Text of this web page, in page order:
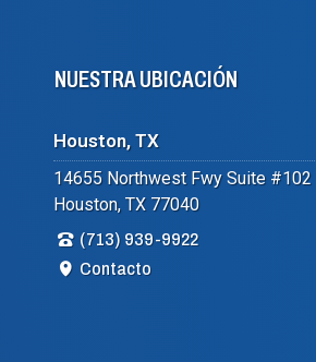
NUESTRA UBICACIÓN
Houston, TX
14655 Northwest Fwy Suite #102
Houston, TX 77040
(713) 939-9922
Contacto